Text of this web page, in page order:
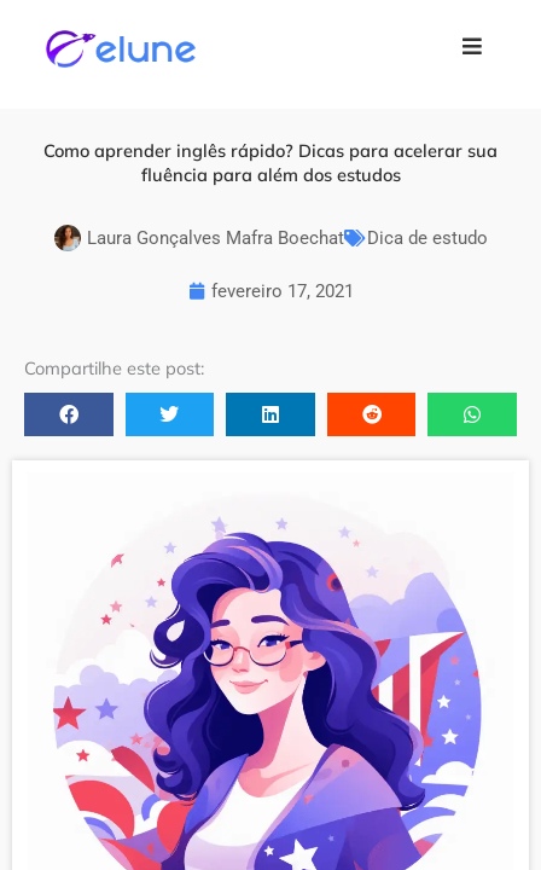
conteúdo
Como aprender inglês rápido? Dicas para acelerar sua
fluência para além dos estudos
Laura Gonçalves Mafra Boechat Dica de estudo
fevereiro 17, 2021
Compartilhe este post: